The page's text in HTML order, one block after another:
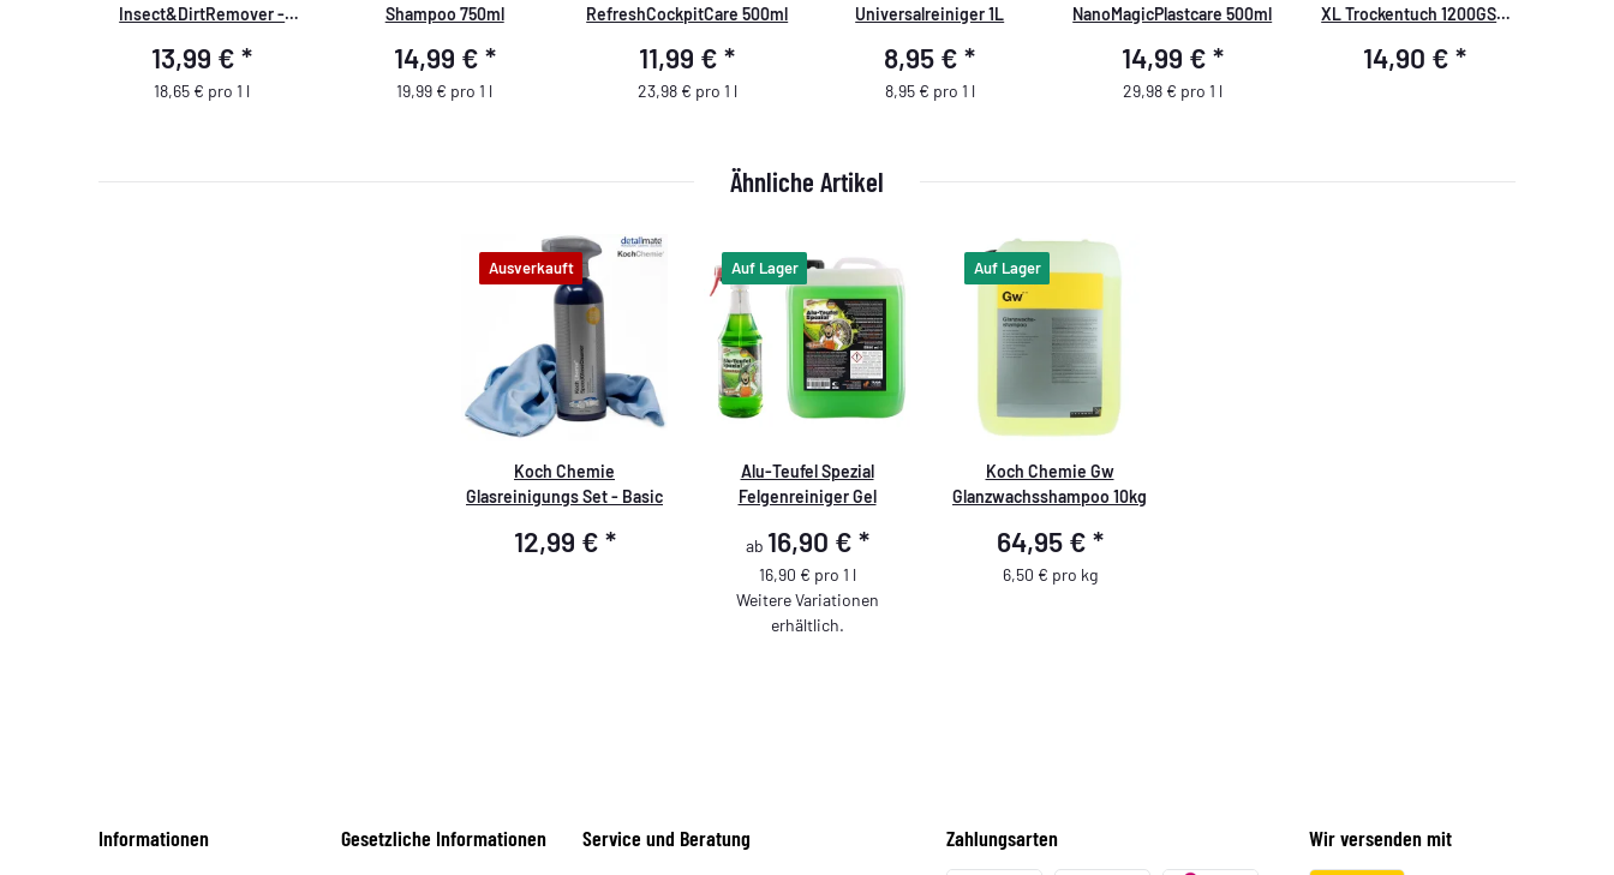
Insect&DirtRemover -
Schmutzentferner 750ml
13,99 €*
18,65 € pro 1 l
Shampoo 750ml
14,99 € *
19,99 € pro 1 l
RefreshCockpitCare 500ml
11,99 €*
23,98 € pro 1 l
Universalreiniger 1L
8,95 €*
8,95 € pro 1 l
NanoMagicPlastcare 500ml
14,99 € *
29,98 € pro 1 l
XL Trockentuch 1200GSM
14,90 €*
Ähnliche Artikel
Ausverkauft
Koch Chemie
Glasreinigungs Set - Basic
12,99 € *
Auf Lager
Alu-Teufel Spezial
Felgenreiniger Gel
ab 16,90 € *
16,90 € pro 1 l
Weitere Variationen
erhältlich.
Auf Lager
Koch Chemie Gw
Glanzwachsshampoo 10kg
64,95 € *
6,50 € pro kg
Informationen Gesetzliche Informationen Service und Beratung Zahlungsarten Wir versenden mit